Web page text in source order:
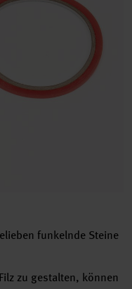
funkelnde Steine
zu gestalten, können